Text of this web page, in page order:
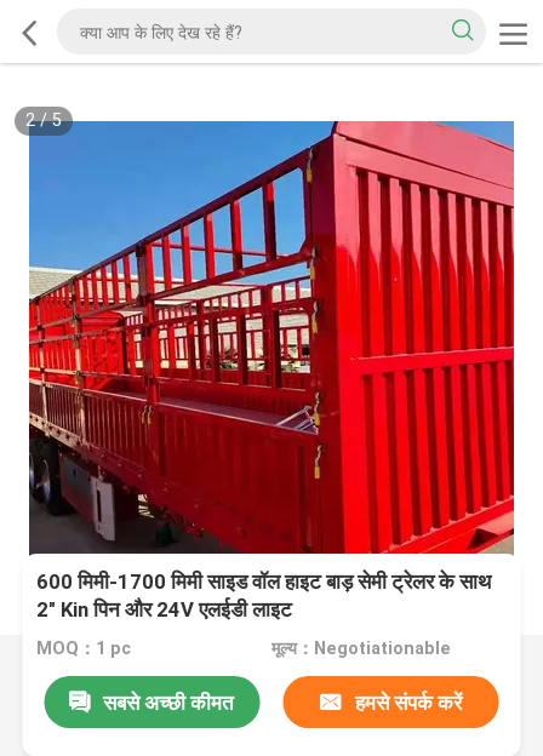
2/5
600 मिमी-1700 मिमी साइड वॉल हाइट बाड़ सेमी ट्रेलर के साथ
2" Kin पिन और 24V एलईडी लाइट
MOQ：1 pc मूल्य：Negotiationable
सबसे अच्छी कीमत हमसे संपर्क करें